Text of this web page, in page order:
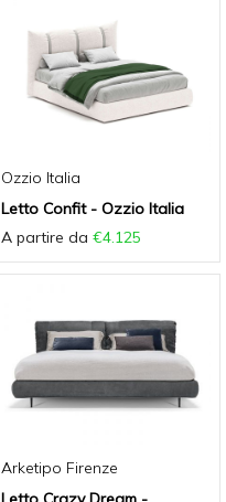
Ozzio Italia
Letto Confit - Ozzio Italia
A partire da €4.125
Arketipo Firenze